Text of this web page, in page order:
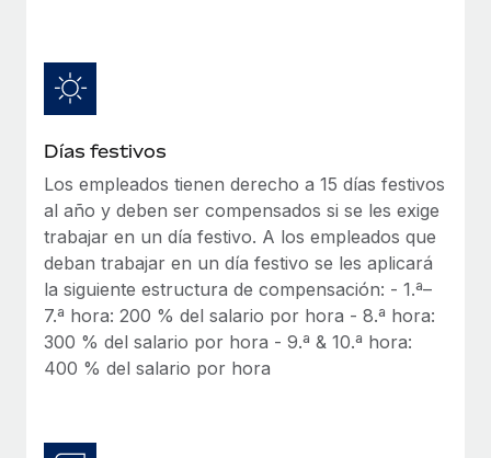
en todo el mundo.
Abre entidades conforme a la legalidad enseguida.
Movilidad y reubicación
Reubica a los empleados con facilidad.
Prestaciones
Gestiona las prestaciones de los empleados sin
complicaciones.
BLOG
Novedades de producto de Remote:
Integraciones con Gusto y Xero y Contractor
Management Plus
La misión de Remote sigue siendo ayudar a empresas de
todos los tamaños a contratar, gestionar y...
Más información
Pento se convierte en un empleador equitativo
Gestionar las nóminas internamente es complicado. Tardas
Días festivos
Los empleados tienen derecho a 15 días festivos
al año y deben ser compensados si se les exige
trabajar en un día festivo. A los empleados que
deban trabajar en un día festivo se les aplicará
la siguiente estructura de compensación: - 1.ª–
7.ª hora: 200 % del salario por hora - 8.ª hora:
300 % del salario por hora - 9.ª & 10.ª hora:
400 % del salario por hora